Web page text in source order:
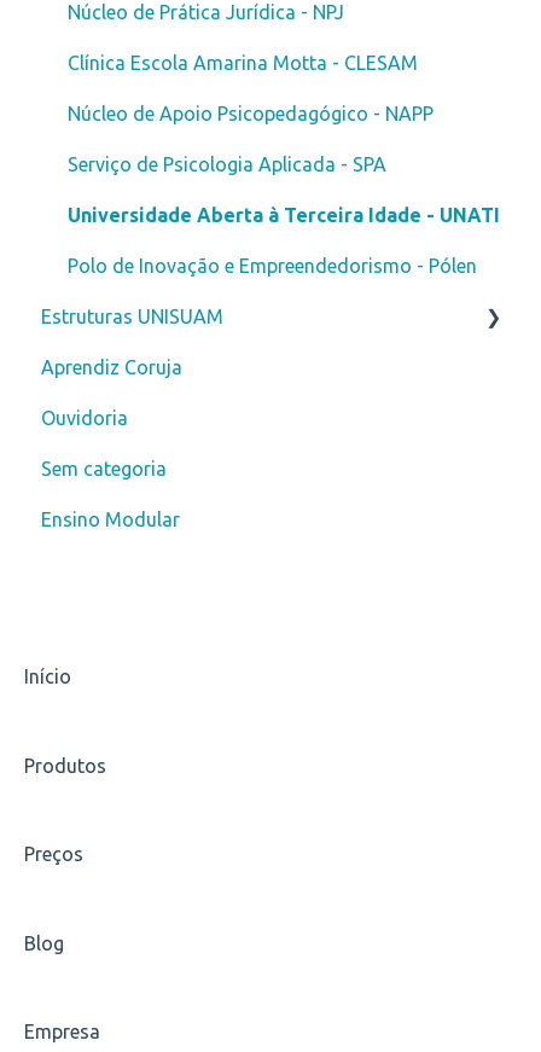
Fies
Reabertura
Vestibular Solidário
Bolsa de Estudo
Pagamento
Graduação 100% Digital
Atendimento
ENADE
Financeiro
DDM
Extensão Universitária
Cerimônia de Formatura
Atividades Complementares
Documentos Finais
Estágios
Indique um amigo
Carreiras
Escolha de disciplinas
Núcleo de Prática Jurídica - NPJ
Clínica Escola Amarina Motta - CLESAM
Núcleo de Apoio Psicopedagógico - NAPP
Serviço de Psicologia Aplicada - SPA
Universidade Aberta à Terceira Idade - UNATI
Polo de Inovação e Empreendedorismo - Pólen
Estruturas UNISUAM
Biblioteca
Aprendiz Coruja
Ouvidoria
Sem categoria
Ensino Modular
Início
Produtos
Preços
Blog
Empresa